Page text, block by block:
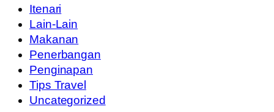
Itenari
Lain-Lain
Makanan
Penerbangan
Penginapan
Tips Travel
Uncategorized